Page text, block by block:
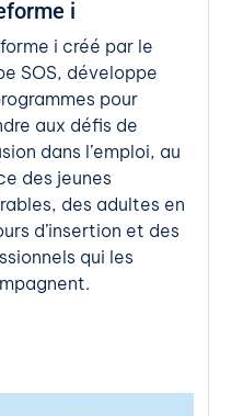
i
i créé par le
SOS, développe
pour
aux défis de
dans l’emploi, au
des jeunes
des adultes en
d’insertion et des
qui les